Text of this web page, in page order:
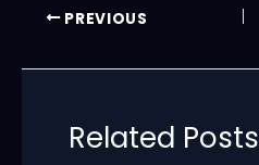
y
Li
k
ts
A
p
b
o
gr
a
PREVIOUS
Related Posts